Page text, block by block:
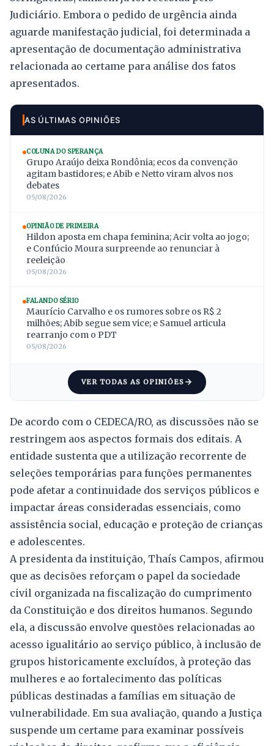
Judiciário. Embora o pedido de urgência ainda
aguarde manifestação judicial, foi determinada a
apresentação de documentação administrativa
relacionada ao certame para análise dos fatos
apresentados.
AS ÚLTIMAS OPINIÕES
COLUNA DO SPERANÇA
Grupo Araújo deixa Rondônia; ecos da convenção
agitam bastidores; e Abib e Netto viram alvos nos
debates
05/08/2026
OPINIÃO DE PRIMEIRA
Hildon aposta em chapa feminina; Acir volta ao jogo;
e Confúcio Moura surpreende ao renunciar à
reeleição
05/08/2026
FALANDO SÉRIO
Maurício Carvalho e os rumores sobre os R$ 2
milhões; Abib segue sem vice; e Samuel articula
rearranjo com o PDT
05/08/2026
VER TODAS AS OPINIÕES
De acordo com o CEDECA/RO, as discussões não se
restringem aos aspectos formais dos editais. A
entidade sustenta que a utilização recorrente de
seleções temporárias para funções permanentes
pode afetar a continuidade dos serviços públicos e
impactar áreas consideradas essenciais, como
assistência social, educação e proteção de crianças
e adolescentes.
A presidenta da instituição, Thaís Campos, afirmou
que as decisões reforçam o papel da sociedade
civil organizada na fiscalização do cumprimento
da Constituição e dos direitos humanos. Segundo
ela, a discussão envolve questões relacionadas ao
acesso igualitário ao serviço público, à inclusão de
grupos historicamente excluídos, à proteção das
mulheres e ao fortalecimento das políticas
públicas destinadas a famílias em situação de
vulnerabilidade. Em sua avaliação, quando a Justiça
suspende um certame para examinar possíveis